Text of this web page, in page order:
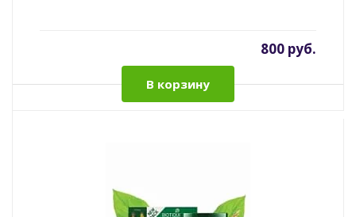
800 руб.
В корзину